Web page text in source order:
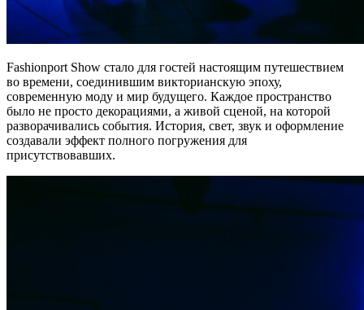
Fashionport Show стало для гостей настоящим путешествием
во времени, соединившим викторианскую эпоху,
современную моду и мир будущего. Каждое пространство
было не просто декорациями, а живой сценой, на которой
разворачивались события. История, свет, звук и оформление
создавали эффект полного погружения для
присутствовавших.